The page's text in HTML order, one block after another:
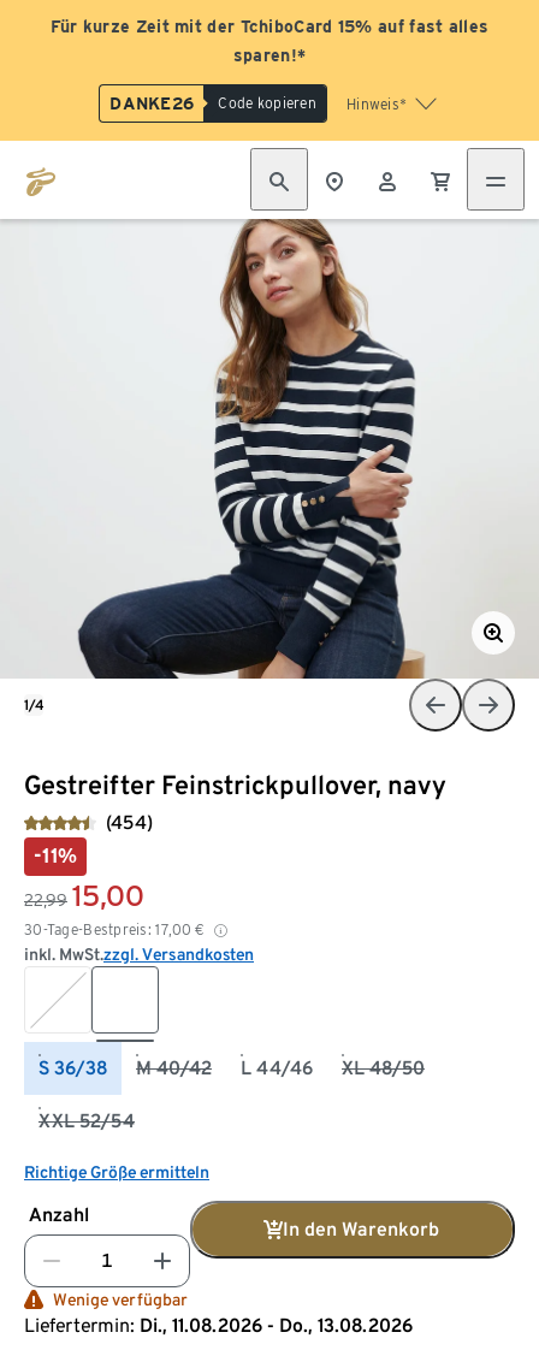
Für kurze Zeit mit der TchiboCard 15% auf fast alles
sparen!*
DANKE26 Code kopieren Hinweis*
Gestreifter Feinstrickpullover, navy
(454)
-11%
22,99 15,00
30-Tage-Bestpreis: 17,00 €
inkl. MwSt.zzgl. Versandkosten
S 36/38 M 40/42 L 44/46 XL 48/50
XXL 52/54
Richtige Größe ermitteln
Anzahl
In den Warenkorb
Wenige verfügbar
Liefertermin: Di., 11.08.2026 - Do., 13.08.2026
1/4